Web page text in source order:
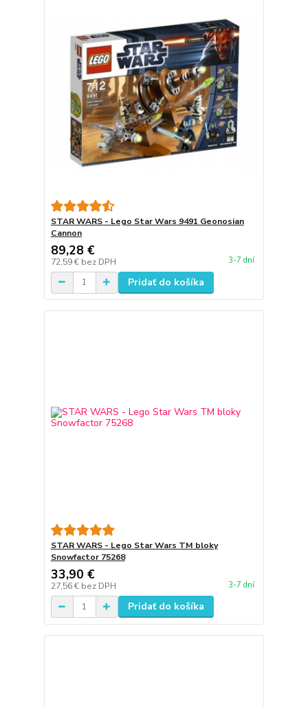
STAR WARS - Lego Star Wars 9491 Geonosian
Cannon
89,28 €
72,59 € bez DPH 3-7 dní
Pridať do košíka
STAR WARS - Lego Star Wars TM bloky
Snowfactor 75268
33,90 €
27,56 € bez DPH 3-7 dní
Pridať do košíka